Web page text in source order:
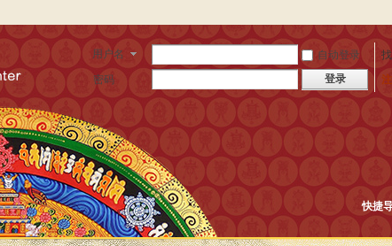
用户名 自动登录
密码
登录
快捷